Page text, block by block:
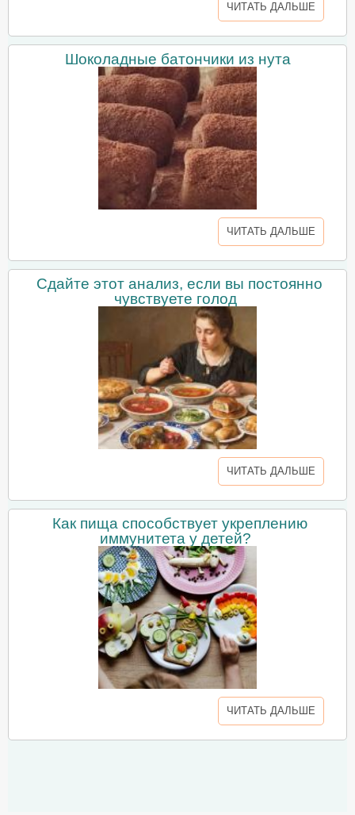
ЧИТАТЬ ДАЛЬШЕ
Шоколадные батончики из нута
ЧИТАТЬ ДАЛЬШЕ
Сдайте этот анализ, если вы постоянно
чувствуете голод
ЧИТАТЬ ДАЛЬШЕ
Как пища способствует укреплению
иммунитета у детей?
ЧИТАТЬ ДАЛЬШЕ